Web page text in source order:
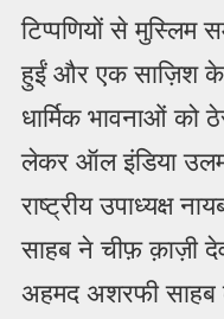
टिप्पणियों से मुस्लिम
हुईं और एक साज़िश
धार्मिक भावनाओं को
लेकर ऑल इंडिया
राष्ट्रीय उपाध्यक्ष
साहब ने चीफ़ क़ाज़ी
अहमद अशरफी साहब